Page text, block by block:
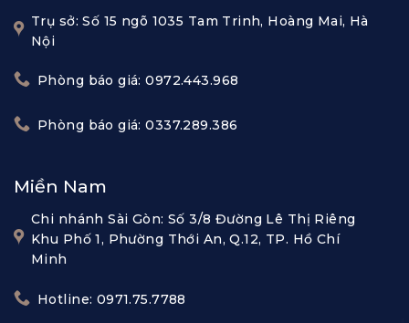
Trụ sở: Số 15 ngõ 1035 Tam Trinh, Hoàng Mai, Hà
Nội
Phòng báo giá: 0972.443.968
Phòng báo giá: 0337.289.386
Miền Nam
Chi nhánh Sài Gòn: Số 3/8 Đường Lê Thị Riêng
Khu Phố 1, Phường Thới An, Q.12, TP. Hồ Chí
Minh
Hotline: 0971.75.7788